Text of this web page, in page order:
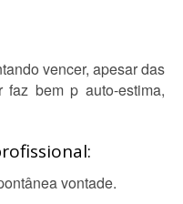
vencer, apesar das
faz bem p auto-estima,
vontade.